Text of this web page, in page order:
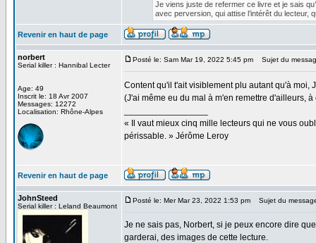
Je viens juste de refermer ce livre et je sais
avec perversion, qui attise l’intérêt du lecteur,
Revenir en haut de page
norbert
Serial killer : Hannibal Lecter
Age: 49
Inscrit le: 18 Avr 2007
Messages: 12272
Localisation: Rhône-Alpes
Posté le: Sam Mar 19, 2022 5:45 pm Sujet du
Content qu'il t'ait visiblement plu autant qu'à moi,
(J'ai même eu du mal à m'en remettre d'ailleurs,
« Il vaut mieux cinq mille lecteurs qui ne vous
périssable. » Jérôme Leroy
Revenir en haut de page
JohnSteed
Serial killer : Leland Beaumont
Posté le: Mer Mar 23, 2022 1:53 pm Sujet du
Je ne sais pas, Norbert, si je peux encore dire
garderai, des images de cette lecture.